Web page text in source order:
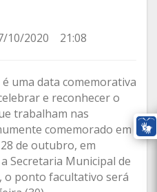
10/2020 21:08
uma data comemorativa
e reconhecer o
trabalham nas
comemorado em
de outubro, em
Secretaria Municipal de
o ponto facultativo será